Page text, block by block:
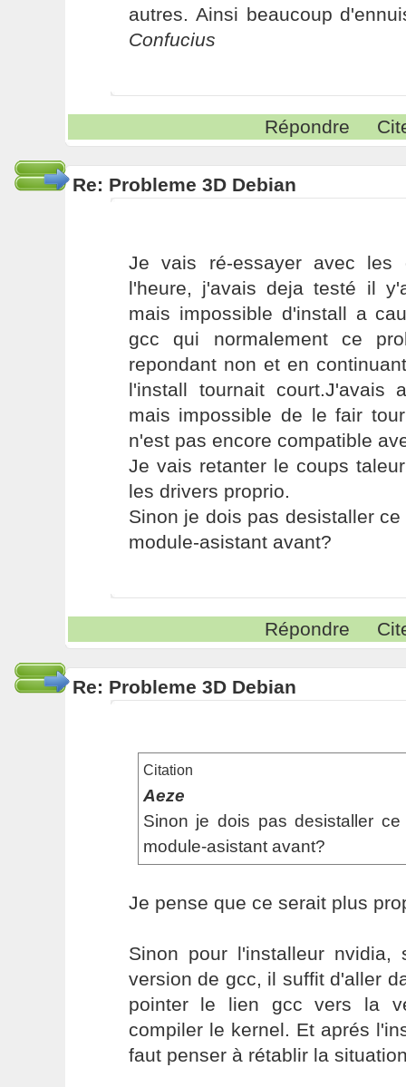
autres. Ainsi beaucoup
Confucius
Répondre
Re: Probleme 3D Debian
Je vais ré-essayer avec les
l'heure, j'avais deja testé il
mais impossible d'install a
gcc qui normalement ce
repondant non et en
l'install tournait court.J'avais
mais impossible de le fair
n'est pas encore compatible
Je vais retanter le coups
les drivers proprio.
Sinon je dois pas desistaller
module-asistant avant?
Répondre
Re: Probleme 3D Debian
Citation
Aeze
Sinon je dois pas desistaller
module-asistant avant?
Je pense que ce serait plus
Sinon pour l'installeur
version de gcc, il suffit d'aller
pointer le lien gcc vers la
compiler le kernel. Et aprés
faut penser à rétablir la